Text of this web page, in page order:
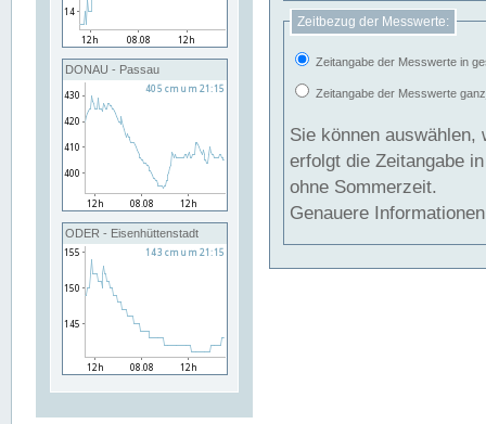
DONAU - Passau
ODER - Eisenhüttenstadt
Zeitbezug der Messwerte:
Zeitangabe der Messwerte in
Zeitangabe der Messwerte
Sie können auswählen,
erfolgt die Zeitangabe
ohne Sommerzeit.
Genauere